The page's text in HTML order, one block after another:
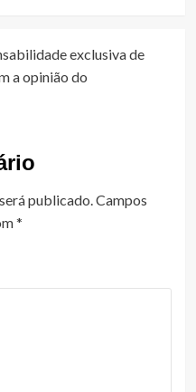
exclusiva de
a opinião do
publicado.Campos
*